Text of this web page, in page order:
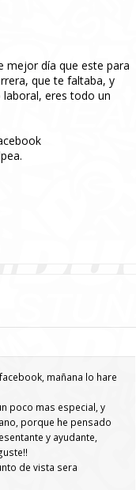
mejor día que este para
que te faltaba, y
laboral, eres todo un
mañana lo hare
poco mas especial, y
porque he pensado
y ayudante,
de vista sera